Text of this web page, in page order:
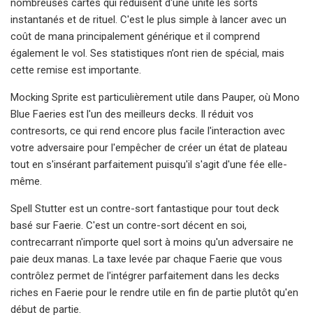
nombreuses cartes qui réduisent d'une unité les sorts
instantanés et de rituel. C'est le plus simple à lancer avec un
coût de mana principalement générique et il comprend
également le vol. Ses statistiques n’ont rien de spécial, mais
cette remise est importante.
Mocking Sprite est particulièrement utile dans Pauper, où Mono
Blue Faeries est l'un des meilleurs decks. Il réduit vos
contresorts, ce qui rend encore plus facile l'interaction avec
votre adversaire pour l'empêcher de créer un état de plateau
tout en s'insérant parfaitement puisqu'il s'agit d'une fée elle-
même.
Spell Stutter est un contre-sort fantastique pour tout deck
basé sur Faerie. C'est un contre-sort décent en soi,
contrecarrant n'importe quel sort à moins qu'un adversaire ne
paie deux manas. La taxe levée par chaque Faerie que vous
contrôlez permet de l'intégrer parfaitement dans les decks
riches en Faerie pour le rendre utile en fin de partie plutôt qu'en
début de partie.